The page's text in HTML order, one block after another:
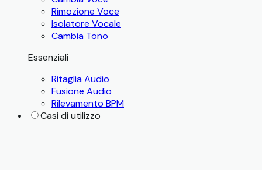
Rimozione Voce
Isolatore Vocale
Cambia Tono
Essenziali
Ritaglia Audio
Fusione Audio
Rilevamento BPM
Casi di utilizzo